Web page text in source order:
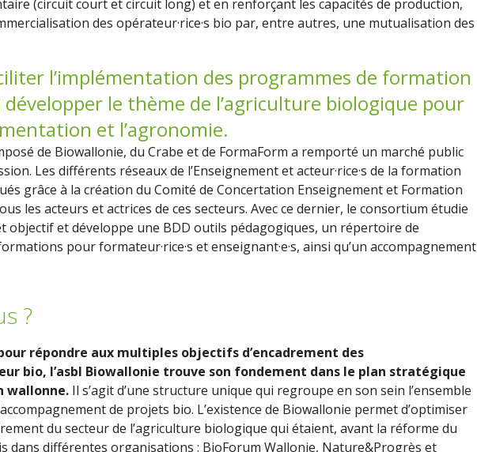
(circuit court et circuit long) et en renforçant les capacités de production,
des opérateur·rice·s bio par, entre autres, une mutualisation des
l’implémentation des programmes de formation
le thème de l’agriculture biologique pour
et l’agronomie.
de Biowallonie, du Crabe et de FormaForm a remporté un marché public
Les différents réseaux de l’Enseignement et acteur·rice·s de la formation
grâce à la création du Comité de Concertation Enseignement et Formation
les acteurs et actrices de ces secteurs. Avec ce dernier, le consortium étudie
objectif et développe une BDD outils pédagogiques, un répertoire de
pour formateur·rice·s et enseignant·e·s, ainsi qu’un accompagnement
?
répondre aux multiples objectifs d’encadrement des
bio, l’asbl Biowallonie trouve son fondement dans le plan stratégique
wallonne. Il s’agit d’une structure unique qui regroupe en son sein l’ensemble
de projets bio. L’existence de Biowallonie permet d’optimiser
du secteur de l’agriculture biologique qui étaient, avant la réforme du
dans différentes organisations : BioForum Wallonie, Nature&Progrès et